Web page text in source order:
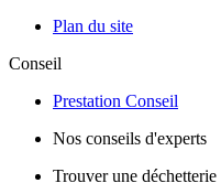
Plan du site
Conseil
Prestation Conseil
Nos conseils d'experts
Trouver une déchetterie